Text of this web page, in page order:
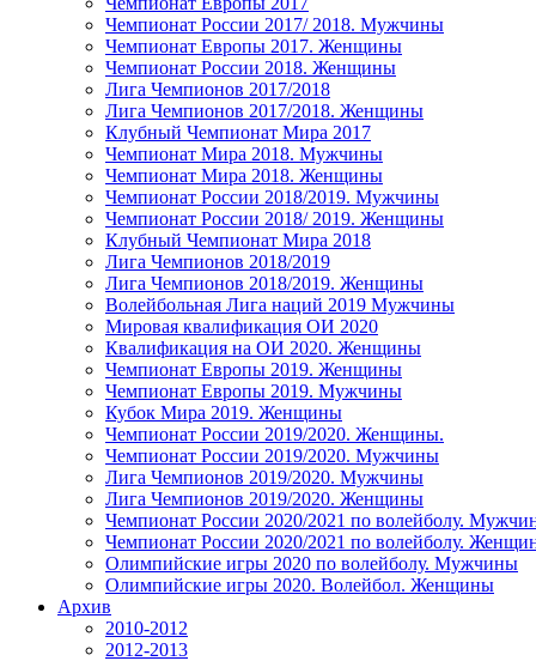
Чемпионат России 2017/ 2018. Мужчины
Чемпионат Европы 2017. Женщины
Чемпионат России 2018. Женщины
Лига Чемпионов 2017/2018
Лига Чемпионов 2017/2018. Женщины
Клубный Чемпионат Мира 2017
Чемпионат Мира 2018. Мужчины
Чемпионат Мира 2018. Женщины
Чемпионат России 2018/2019. Мужчины
Чемпионат России 2018/ 2019. Женщины
Клубный Чемпионат Мира 2018
Лига Чемпионов 2018/2019
Лига Чемпионов 2018/2019. Женщины
Волейбольная Лига наций 2019 Мужчины
Мировая квалификация ОИ 2020
Квалификация на ОИ 2020. Женщины
Чемпионат Европы 2019. Женщины
Чемпионат Европы 2019. Мужчины
Кубок Мира 2019. Женщины
Чемпионат России 2019/2020. Женщины.
Чемпионат России 2019/2020. Мужчины
Лига Чемпионов 2019/2020. Мужчины
Лига Чемпионов 2019/2020. Женщины
Чемпионат России 2020/2021 по волейболу.
Чемпионат России 2020/2021 по волейболу.
Олимпийские игры 2020 по волейболу. Мужчины
Олимпийские игры 2020. Волейбол. Женщины
Архив
2010-2012
2012-2013